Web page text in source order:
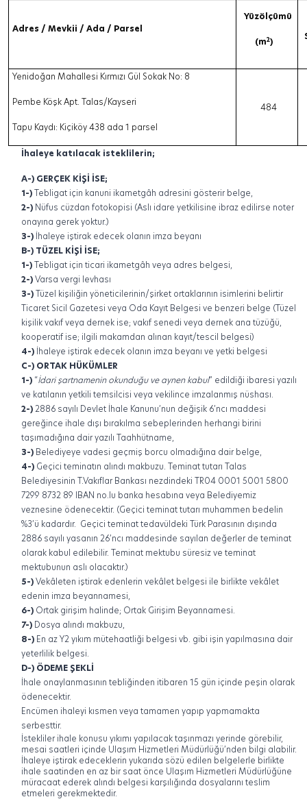
Adres / Mevkii / Ada / Parsel
Yüzölçümü
(m2)
Yenidoğan Mahallesi Kırmızı Gül Sokak No: 8
Pembe Köşk Apt. Talas/Kayseri
Tapu Kaydı: Kiçiköy 438 ada 1 parsel
484
İhaleye katılacak isteklilerin;
A-) GERÇEK KİŞİ İSE;
1-)Tebligat için kanuni ikametgâh adresini gösterir belge,
2-)Nüfus cüzdan fotokopisi (Aslı idare yetkilisine ibraz edilirse noter
onayına gerek yoktur.)
3-)İhaleye iştirak edecek olanın imza beyanı
B-) TÜZEL KİŞİ İSE;
1-)Tebligat için ticari ikametgâh veya adres belgesi,
2-)Varsa vergi levhası
3-)Tüzel kişiliğin yöneticilerinin/şirket ortaklarının isimlerini belirtir
Ticaret Sicil Gazetesi veya Oda Kayıt Belgesi ve benzeri belge (Tüzel
kişilik vakıf veya dernek ise; vakıf senedi veya dernek ana tüzüğü,
kooperatif ise; ilgili makamdan alınan kayıt/tescil belgesi)
4-)İhaleye iştirak edecek olanın imza beyanı ve yetki belgesi
C-) ORTAK HÜKÜMLER
1-)“İdari şartnamenin okunduğu ve aynen kabul” edildiği ibaresi yazılı
ve katılanın yetkili temsilcisi veya vekilince imzalanmış nüshası.
2-)2886 sayılı Devlet İhale Kanunu’nun değişik 6’ncı maddesi
gereğince ihale dışı bırakılma sebeplerinden herhangi birini
taşımadığına dair yazılı Taahhütname,
3-)Belediyeye vadesi geçmiş borcu olmadığına dair belge,
4-)Geçici teminatın alındı makbuzu. Teminat tutarı Talas
Belediyesinin T.Vakıflar Bankası nezdindeki TR04 0001 5001 5800
7299 8732 89 IBAN no.lu banka hesabına veya Belediyemiz
veznesine ödenecektir. (Geçici teminat tutarı muhammen bedelin
%3’ü kadardır. Geçici teminat tedavüldeki Türk Parasının dışında
2886 sayılı yasanın 26’ncı maddesinde sayılan değerler de teminat
olarak kabul edilebilir. Teminat mektubu süresiz ve teminat
mektubunun aslı olacaktır.)
5-)Vekâleten iştirak edenlerin vekâlet belgesi ile birlikte vekâlet
edenin imza beyannamesi,
6-)Ortak girişim halinde; Ortak Girişim Beyannamesi.
7-) Dosya alındı makbuzu,
8-) En az Y2 yıkım mütehaatliği belgesi vb. gibi işin yapılmasına dair
yeterlilik belgesi.
D-) ÖDEME ŞEKLİ
İhale onaylanmasının tebliğinden itibaren 15 gün içinde peşin olarak
ödenecektir.
Encümen ihaleyi kısmen veya tamamen yapıp yapmamakta
serbesttir.
İstekliler ihale konusu yıkımı yapılacak taşınmazı yerinde görebilir,
mesai saatleri içinde Ulaşım Hizmetleri Müdürlüğü’nden bilgi alabilir.
İhaleye iştirak edeceklerin yukarıda sözü edilen belgelerle birlikte
ihale saatinden en az bir saat önce Ulaşım Hizmetleri Müdürlüğüne
müracaat ederek alındı belgesi karşılığında dosyalarını teslim
etmeleri gerekmektedir.